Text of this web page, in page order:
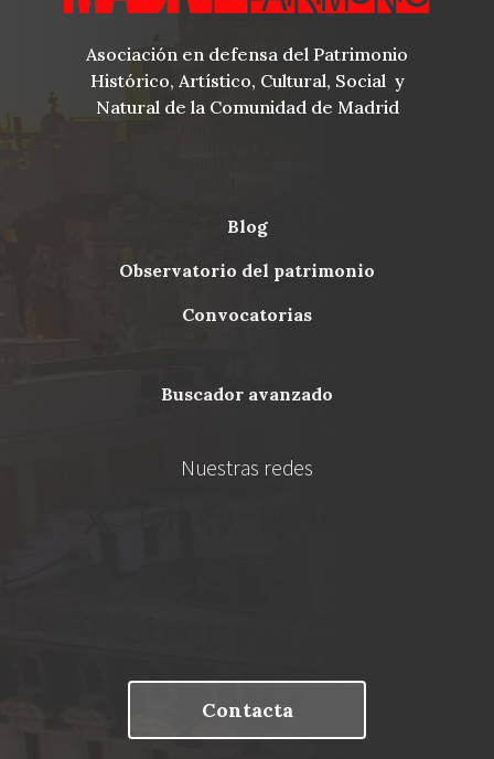
Asociación en defensa del Patrimonio
Histórico, Artístico, Cultural, Social y
Natural de la Comunidad de Madrid
Menu
blog
observatorio del patrimonio
convocatorias
buscador avanzado
Nuestras redes
Contacta